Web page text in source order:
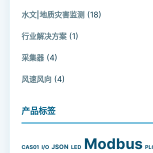
水文|地质灾害监测 (18)
行业解决方案 (1)
采集器 (4)
风速风向 (4)
产品标签
CAS01 I/O JSON LED Modbus